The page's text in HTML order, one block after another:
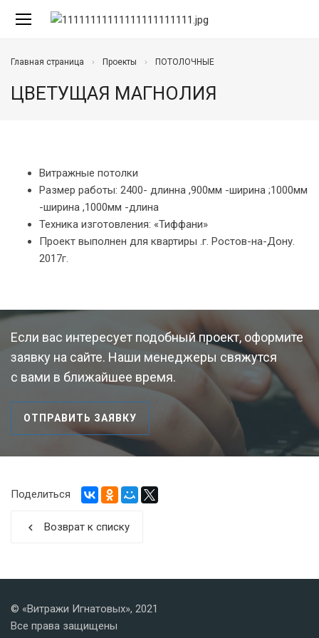
Главная страница Проекты ПОТОЛОЧНЫЕ
ЦВЕТУЩАЯ МАГНОЛИЯ
Витражные потолки
Размер работы: 2400- длинна ,900мм -ширина ;1000мм
-ширина ,1000мм -длина
Техника изготовления: «Тиффани»
Проект выполнен для квартиры .г. Ростов-на-Дону.
2017г.
Если вас интересует подобный проект, оформите
заявку на сайте. Наши менеджеры свяжутся
с вами в ближайшее время.
ОТПРАВИТЬ ЗАЯВКУ
Поделиться
chevron_left Возврат к списку
© «Витражи Игнатовых», 2021
Все права защищены